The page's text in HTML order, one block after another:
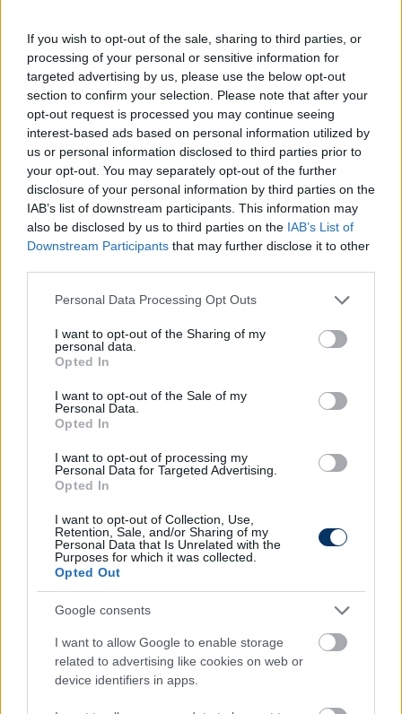
If you wish to opt-out of the sale, sharing to third parties, or
processing of your personal or sensitive information for
targeted advertising by us, please use the below opt-out
section to confirm your selection. Please note that after your
opt-out request is processed you may continue seeing
interest-based ads based on personal information utilized by
us or personal information disclosed to third parties prior to
your opt-out. You may separately opt-out of the further
disclosure of your personal information by third parties on the
IAB’s list of downstream participants. This information may
also be disclosed by us to third parties on the IAB’s List of
Downstream Participants that may further disclose it to other
Please note that this website/app uses one or more Google
not limited to your visit or usage behaviour. You may click to
grant or deny consent to Google and its third-party tags to
use your data for below specified purposes in below Google
consent section.
Personal Data Processing Opt Outs
I want to opt-out of the Sharing of my
personal data.
Opted In
I want to opt-out of the Sale of my
Personal Data.
Opted In
I want to opt-out of processing my
Personal Data for Targeted Advertising.
Opted In
I want to opt-out of Collection, Use,
Retention, Sale, and/or Sharing of my
Personal Data that Is Unrelated with the
Purposes for which it was collected.
Opted Out
Google consents
I want to allow Google to enable storage
related to advertising like cookies on web or
device identifiers in apps.
Hahn első gólja:
Gyurkits gólja: